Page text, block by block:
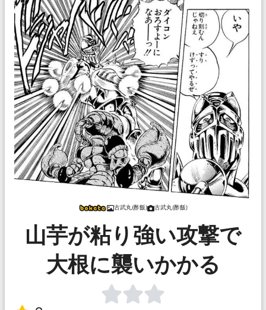
古武丸(酢飯) 古武丸(酢飯)
山芋が粘り強い攻撃で
大根に襲いかかる